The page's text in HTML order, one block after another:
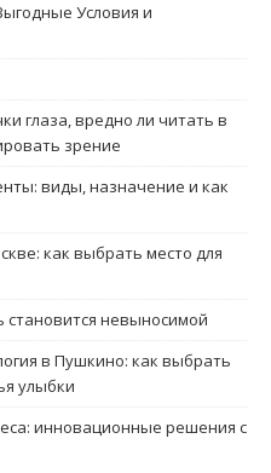
Условия и
глаза, вредно ли читать в
зрение
виды, назначение и как
как выбрать место для
становится невыносимой
в Пушкино: как выбрать
улыбки
инновационные решения с